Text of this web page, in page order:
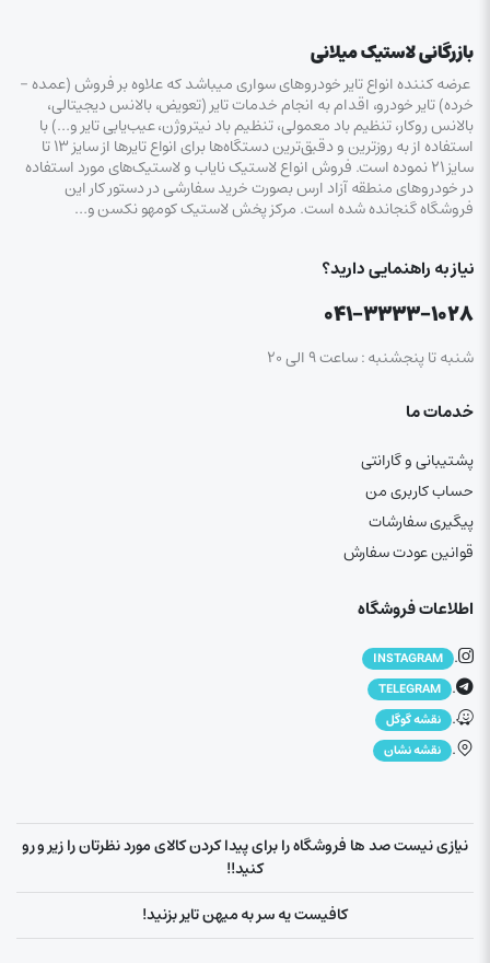
بازرگانی لاستیک میلانی
عرضه کننده انواع تایر خودروهای سواری میباشد که علاوه بر فروش (عمده –
خرده‌) تایر خودرو، اقدام به انجام خدمات تایر (تعویض، بالانس دیجیتالی،
بالانس روکار، تنظیم باد معمولی، تنظیم باد نیتروژن، عیب‌یابی تایر و…) با
استفاده از به روزترین و دقیق‌ترین دستگاه‌ها برای انواع تایرها از سایز ۱۳ تا
سایز ۲۱ نموده است. فروش انواع لاستیک‌ نایاب و لاستیک‌های مورد استفاده
در خودروهای منطقه آزاد ارس بصورت خرید سفارشی در دستور کار این
فروشگاه گنجانده شده است. مرکز پخش لاستیک کومهو نکسن و…
نیاز به راهنمایی دارید؟
۰۴۱-۳۳۳۳-۱۰۲۸
شنبه تا پنجشنبه : ساعت ۹ الی ۲۰
خدمات ما
پشتیبانی و گارانتی
حساب کاربری من
پیگیری سفارشات
قوانین عودت سفارش
اطلاعات فروشگاه
.
INSTAGRAM
.
TELEGRAM
. نقشه گوگل
. نقشه نشان
نیازی نیست صد ها فروشگاه را برای پیدا کردن کالای مورد نظرتان را زیر و رو
کنید!!
کافیست یه سر به میهن تایر بزنید!